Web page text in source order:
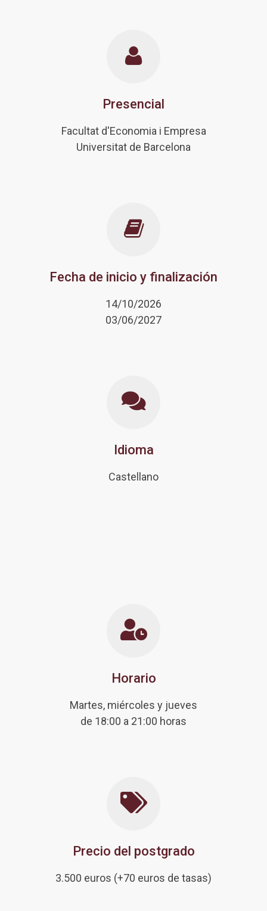
Presencial
Facultat d'Economia i Empresa
Universitat de Barcelona
Fecha de inicio y finalización
14/10/2026
03/06/2027
Idioma
Castellano
Horario
Martes, miércoles y jueves
de 18:00 a 21:00 horas
Precio del postgrado
3.500 euros (+70 euros de tasas)